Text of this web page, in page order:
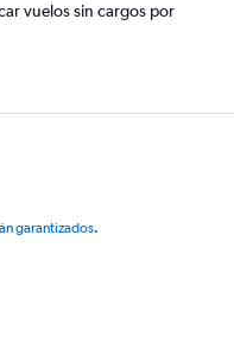
vuelos sin cargos por
garantizados.